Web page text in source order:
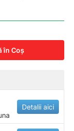
în Coş
Detalii aici